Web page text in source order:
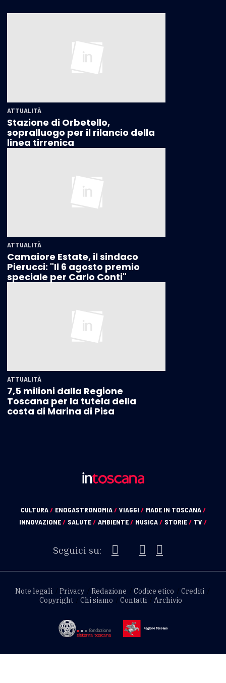
ATTUALITÀ
Stazione di Orbetello,
sopralluogo per il rilancio della
linea tirrenica
ATTUALITÀ
Camaiore Estate, il sindaco
Pierucci: "Il 6 agosto premio
speciale per Carlo Conti"
ATTUALITÀ
7,5 milioni dalla Regione
Toscana per la tutela della
costa di Marina di Pisa
CULTURA/ ENOGASTRONOMIA/ VIAGGI / MADE IN TOSCANA/
INNOVAZIONE/ SALUTE/ AMBIENTE/ MUSICA/ STORIE/ TV /
Seguici su:
Note legali Privacy Redazione Codice etico
Crediti
Copyright
Chi siamo Contatti Archivio